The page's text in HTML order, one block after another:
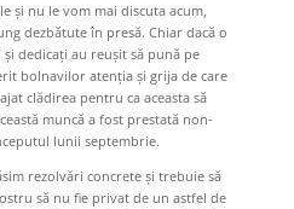
și nu le vom mai discuta acum,
dezbătute în presă. Chiar dacă o
dedicați au reușit să pună pe
bolnavilor atenția și grija de care
clădirea pentru ca aceasta să
muncă a fost prestată non-
lunii septembrie.
rezolvări concrete și trebuie să
să nu fie privat de un astfel de